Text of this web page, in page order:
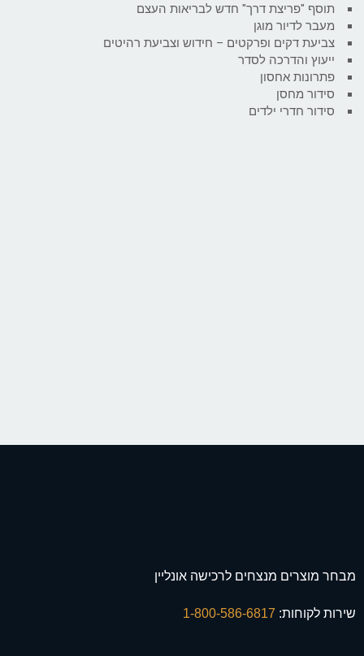
תוסף "פריצת דרך" חדש לבריאות העצם
מעבר לדיור מוגן
צביעת דקים ופרקטים – חידוש וצביעת רהיטים
ייעוץ והדרכה לסדר
פתרונות אחסון
סידור מחסן
סידור חדרי ילדים
מבחר מוצרים מנצחים לרכישה אונליין
שירות לקוחות: